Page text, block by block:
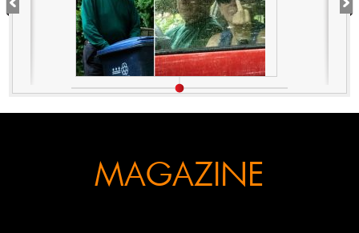
δάχτυλο στους φωτορεπόρτερ
MAGAZINE